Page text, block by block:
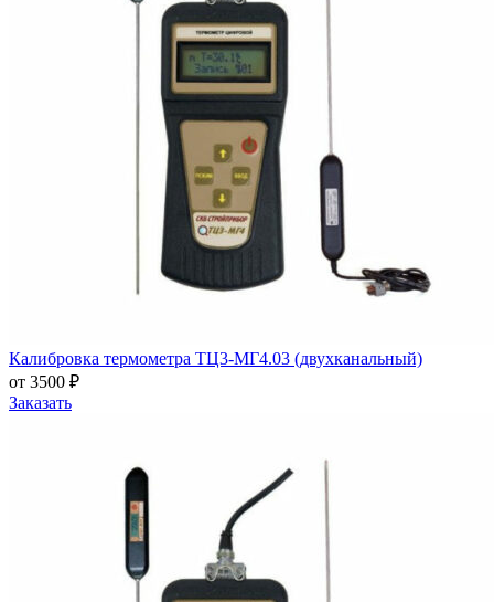
Калибровка термометра ТЦ3-МГ4.03 (двухканальный)
от 3500 ₽
Заказать